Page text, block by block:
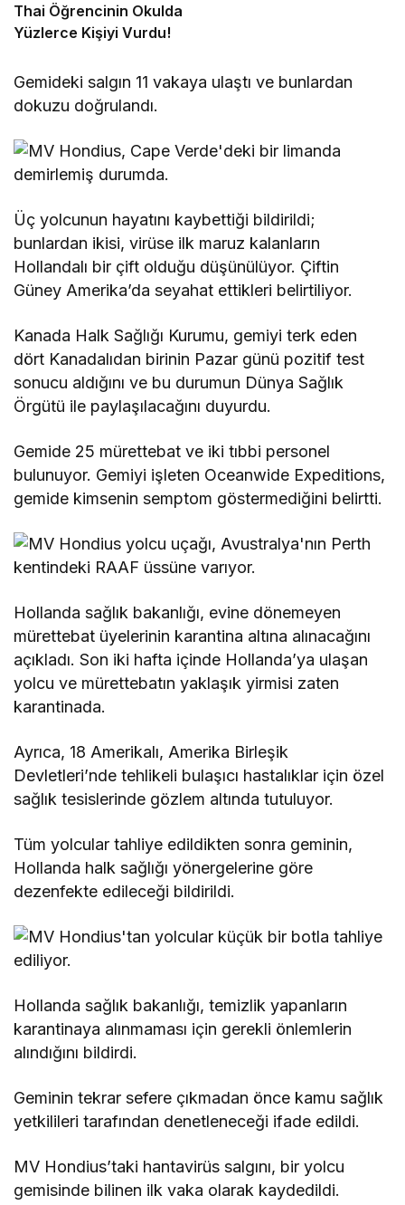
Thai Öğrencinin Okulda
Yüzlerce Kişiyi Vurdu!
Gemideki salgın 11 vakaya ulaştı ve bunlardan
dokuzu doğrulandı.
Üç yolcunun hayatını kaybettiği bildirildi;
bunlardan ikisi, virüse ilk maruz kalanların
Hollandalı bir çift olduğu düşünülüyor. Çiftin
Güney Amerika’da seyahat ettikleri belirtiliyor.
Kanada Halk Sağlığı Kurumu, gemiyi terk eden
dört Kanadalıdan birinin Pazar günü pozitif test
sonucu aldığını ve bu durumun Dünya Sağlık
Örgütü ile paylaşılacağını duyurdu.
Gemide 25 mürettebat ve iki tıbbi personel
bulunuyor. Gemiyi işleten Oceanwide Expeditions,
gemide kimsenin semptom göstermediğini belirtti.
Hollanda sağlık bakanlığı, evine dönemeyen
mürettebat üyelerinin karantina altına alınacağını
açıkladı. Son iki hafta içinde Hollanda’ya ulaşan
yolcu ve mürettebatın yaklaşık yirmisi zaten
karantinada.
Ayrıca, 18 Amerikalı, Amerika Birleşik
Devletleri’nde tehlikeli bulaşıcı hastalıklar için özel
sağlık tesislerinde gözlem altında tutuluyor.
Tüm yolcular tahliye edildikten sonra geminin,
Hollanda halk sağlığı yönergelerine göre
dezenfekte edileceği bildirildi.
Hollanda sağlık bakanlığı, temizlik yapanların
karantinaya alınmaması için gerekli önlemlerin
alındığını bildirdi.
Geminin tekrar sefere çıkmadan önce kamu sağlık
yetkilileri tarafından denetleneceği ifade edildi.
MV Hondius’taki hantavirüs salgını, bir yolcu
gemisinde bilinen ilk vaka olarak kaydedildi.